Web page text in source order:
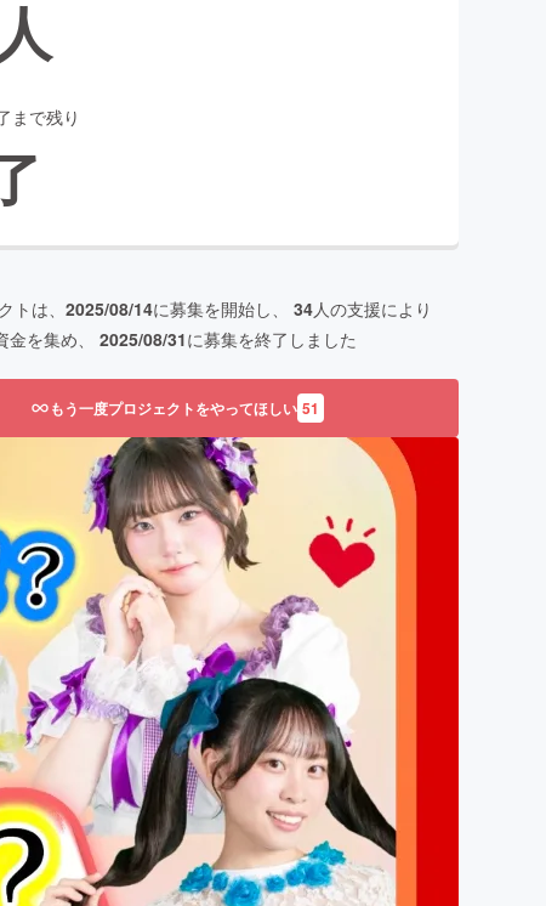
人
まで残り
トは、 2025/08/14に募集を開始し、 34人の支援により
金を集め、 2025/08/31に募集を終了しました
もう一度プロジェクトをやってほしい 51